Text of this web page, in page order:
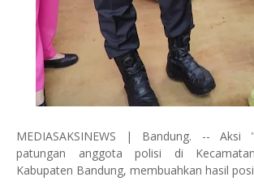
MEDIASAKSINEWS | Bandung. -- Aksi
patungan anggota polisi di
Kabupaten Bandung, membuahkan hasil